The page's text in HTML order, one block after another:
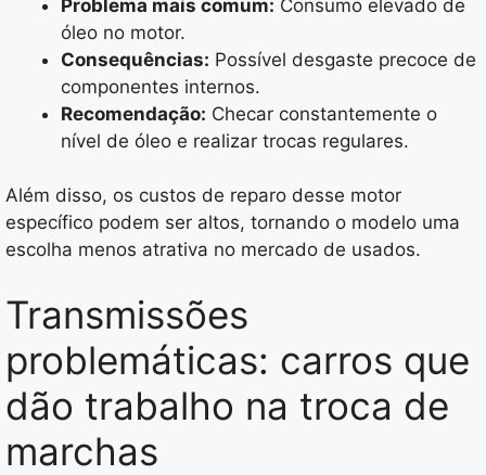
Problema mais comum: Consumo elevado de
óleo no motor.
Consequências: Possível desgaste precoce de
componentes internos.
Recomendação: Checar constantemente o
nível de óleo e realizar trocas regulares.
Além disso, os custos de reparo desse motor
específico podem ser altos, tornando o modelo uma
escolha menos atrativa no mercado de usados.
Transmissões
problemáticas: carros que
dão trabalho na troca de
marchas